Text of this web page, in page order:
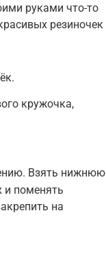
руками что-то
резиночек
кружочка,
Взять нижнюю
и поменять
на